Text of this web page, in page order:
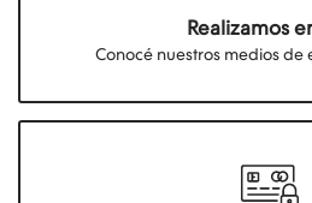
Realizamos
Conocé nuestros medios de